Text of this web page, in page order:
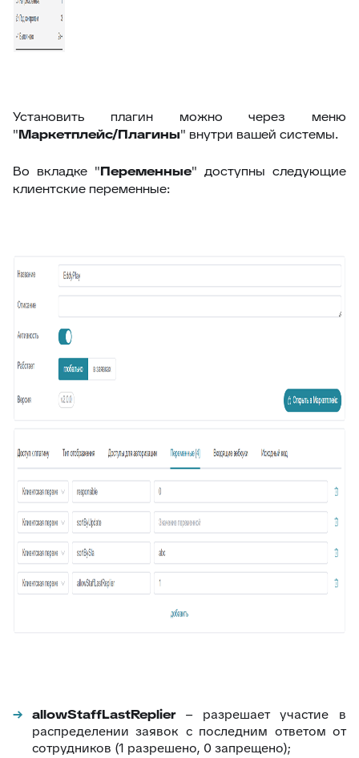
Установить плагин можно через меню
"Маркетплейс/Плагины" внутри вашей системы.
Во вкладке "Переменные" доступны следующие
клиентские переменные:
allowStaffLastReplier – разрешает участие в
распределении заявок с последним ответом от
сотрудников (1 разрешено, 0 запрещено);